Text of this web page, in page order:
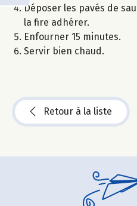
Déposer les pavés de
la fire adhérer.
Enfourner 15 minutes.
Servir bien chaud.
Retour à la liste